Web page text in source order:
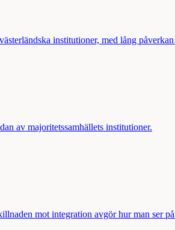
institutioner, med lång
av majoritetssamhällets institutioner.
mot integration avgör hur man ser